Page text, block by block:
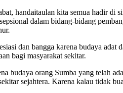
handaitaulan kita semua hadir
dalam bidang-bidang
dan bangga karena budaya
bagi masyarakat sekitar.
budaya orang Sumba yang telah
sejahtera. Karena kalau tidak